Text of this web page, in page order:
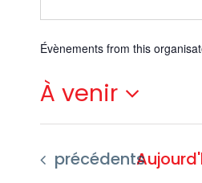
Évènements from this
À venir
Sélectionnez
une
date.
Évènements
précédents